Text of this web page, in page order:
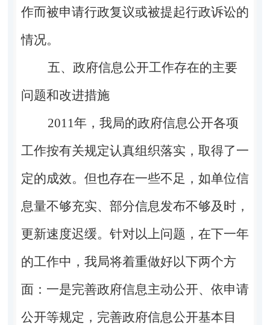
作而被申请行政复议或被提起行政诉讼的
情况。
五、政府信息公开工作存在的主要
问题和改进措施
2011年，我局的政府信息公开各项
工作按有关规定认真组织落实，取得了一
定的成效。但也存在一些不足，如单位信
息量不够充实、部分信息发布不够及时，
更新速度迟缓。针对以上问题，在下一年
的工作中，我局将着重做好以下两个方
面：一是完善政府信息主动公开、依申请
公开等规定，完善政府信息公开基本目